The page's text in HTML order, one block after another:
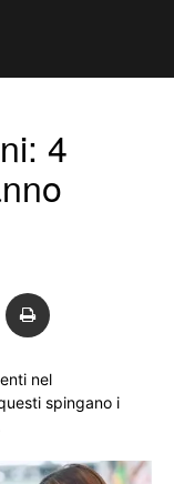
4
nel
spingano i